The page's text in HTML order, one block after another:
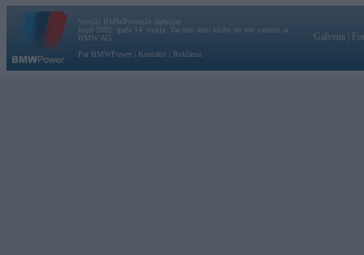
Vortāls BMWPower.lv darbojas
kopš 2002. gada 14. maija. Tas nav auto klubs un nav saistīts ar
BMW AG.
Par BMWPower
Kontakti Reklāma
Galvena